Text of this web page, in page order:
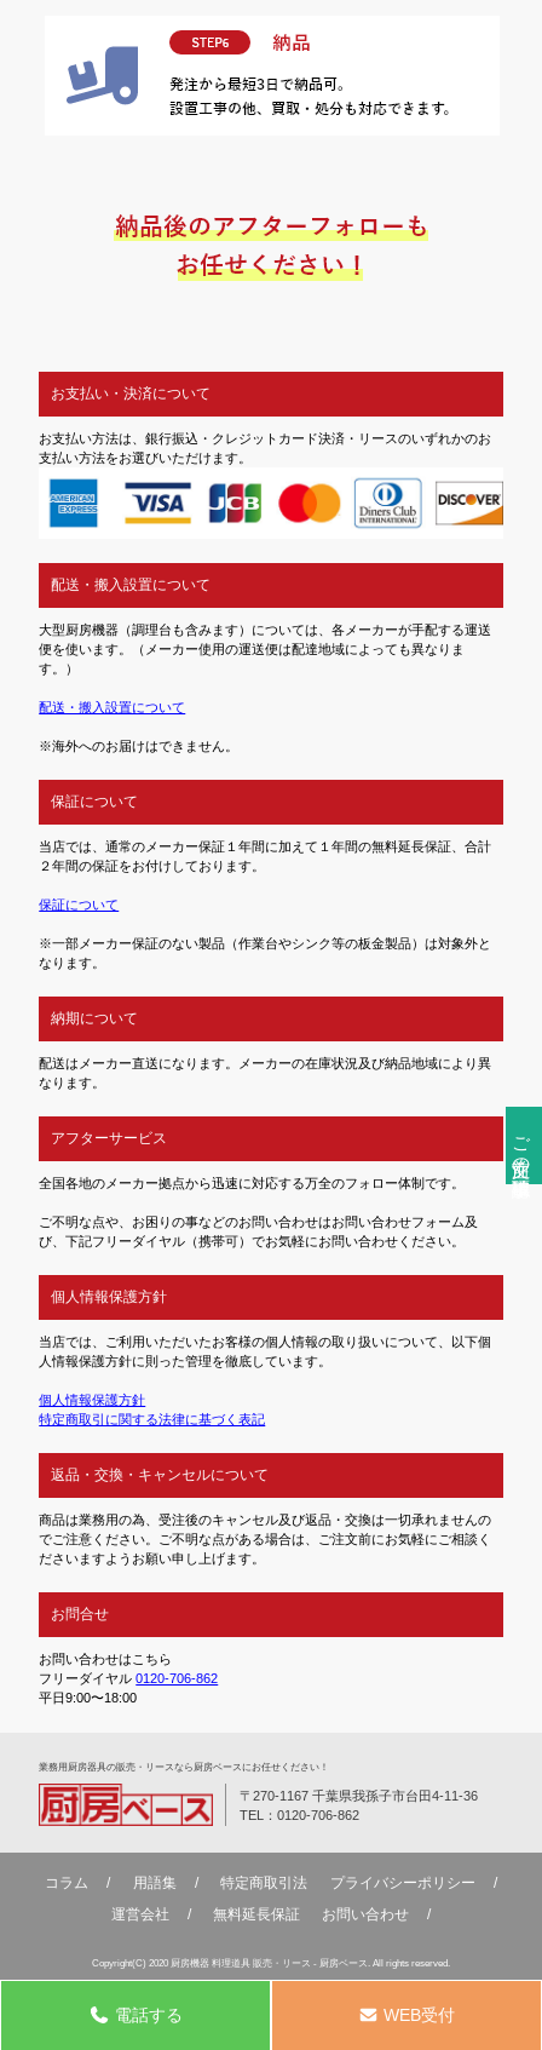
ご注文前の確認事項
お支払い・決済について
お支払い方法は、銀行振込・クレジットカード決済・リースのいずれかのお
支払い方法をお選びいただけます。
配送・搬入設置について
大型厨房機器（調理台も含みます）については、各メーカーが手配する運送
便を使います。（メーカー使用の運送便は配達地域によっても異なりま
す。）
配送・搬入設置について
※海外へのお届けはできません。
保証について
当店では、通常のメーカー保証１年間に加えて１年間の無料延長保証、合計
２年間の保証をお付けしております。
保証について
※一部メーカー保証のない製品（作業台やシンク等の板金製品）は対象外と
なります。
納期について
配送はメーカー直送になります。メーカーの在庫状況及び納品地域により異
なります。
アフターサービス
全国各地のメーカー拠点から迅速に対応する万全のフォロー体制です。
ご不明な点や、お困りの事などのお問い合わせはお問い合わせフォーム及
び、下記フリーダイヤル（携帯可）でお気軽にお問い合わせください。
個人情報保護方針
当店では、ご利用いただいたお客様の個人情報の取り扱いについて、以下個
人情報保護方針に則った管理を徹底しています。
個人情報保護方針
特定商取引に関する法律に基づく表記
返品・交換・キャンセルについて
商品は業務用の為、受注後のキャンセル及び返品・交換は一切承れませんの
でご注意ください。ご不明な点がある場合は、ご注文前にお気軽にご相談く
ださいますようお願い申し上げます。
お問合せ
お問い合わせはこちら
フリーダイヤル0120-706-862
平日9:00〜18:00
業務⽤厨房器具の販売・リースなら厨房ベースにお任せください！
〒270-1167 千葉県我孫子市台田4-11-36
TEL：0120-706-862
コラム 用語集 特定商取引法
プライバシーポリシー
運営会社
無料延⻑保証 お問い合わせ
Copyright(C) 2020 厨房機器 料理道具 販売・リース - 厨房ベース. All rights reserved.
電話する WEB受付